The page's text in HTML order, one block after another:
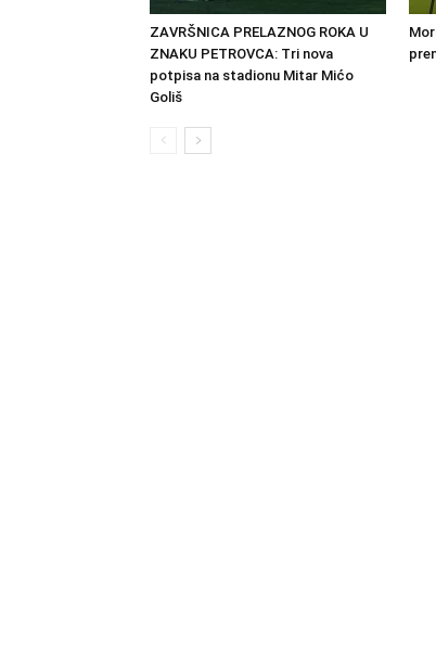
ZAVRŠNICA PRELAZNOG ROKA U
ZNAKU PETROVCA: Tri nova
potpisa na stadionu Mitar Mićo
Goliš